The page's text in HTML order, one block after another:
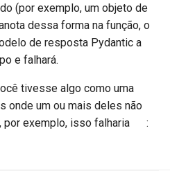
(por exemplo, um objeto de
dessa forma na função, o
de resposta Pydantic a
e falhará.
tivesse algo como uma
onde um ou mais deles não
exemplo, isso falharia 💥: